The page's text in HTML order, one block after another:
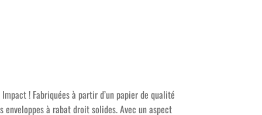
! Fabriquées à partir d’un papier de qualité
à rabat droit solides. Avec un aspect